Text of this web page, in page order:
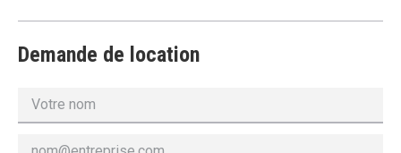
Demande de location